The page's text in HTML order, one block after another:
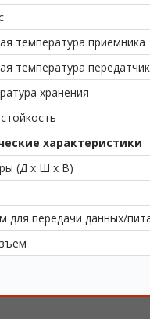
температура приемника
температура
хранения
характеристики
(Д х Ш х В)
для передачи данных/